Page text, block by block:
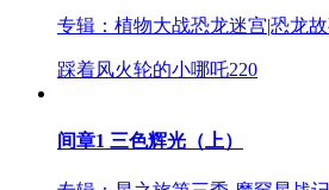
专辑： 植物大战恐龙迷宫|恐龙
踩着风火轮的小哪吒220
间章1 三色辉光（上）